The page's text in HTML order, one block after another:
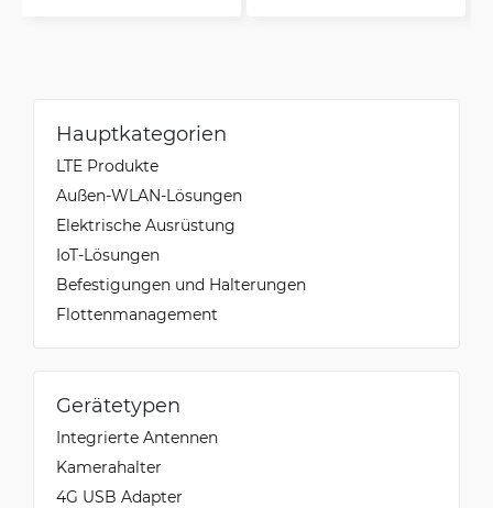
Hauptkategorien
LTE Produkte
Außen-WLAN-Lösungen
Elektrische Ausrüstung
IoT-Lösungen
Befestigungen und Halterungen
Flottenmanagement
Gerätetypen
Integrierte Antennen
Kamerahalter
4G USB Adapter